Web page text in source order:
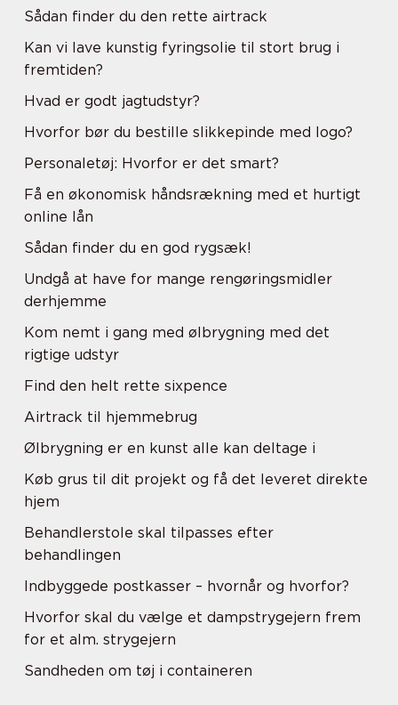
Sådan finder du den rette airtrack
Kan vi lave kunstig fyringsolie til stort brug i
fremtiden?
Hvad er godt jagtudstyr?
Hvorfor bør du bestille slikkepinde med logo?
Personaletøj: Hvorfor er det smart?
Få en økonomisk håndsrækning med et hurtigt
online lån
Sådan finder du en god rygsæk!
Undgå at have for mange rengøringsmidler
derhjemme
Kom nemt i gang med ølbrygning med det
rigtige udstyr
Find den helt rette sixpence
Airtrack til hjemmebrug
Ølbrygning er en kunst alle kan deltage i
Køb grus til dit projekt og få det leveret direkte
hjem
Behandlerstole skal tilpasses efter
behandlingen
Indbyggede postkasser – hvornår og hvorfor?
Hvorfor skal du vælge et dampstrygejern frem
for et alm. strygejern
Sandheden om tøj i containeren